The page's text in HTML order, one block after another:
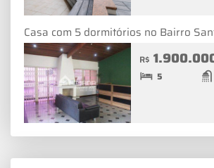
Casa com 5 dormitórios no Bairro
R$
5